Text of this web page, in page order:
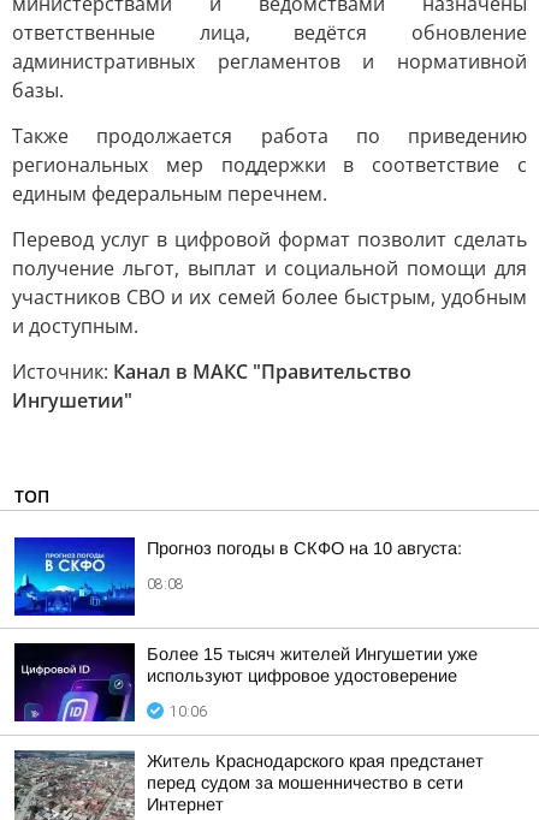
ответственные лица, ведётся обновление
административных регламентов и нормативной
базы.
Также продолжается работа по приведению
региональных мер поддержки в соответствие с
единым федеральным перечнем.
Перевод услуг в цифровой формат позволит сделать
получение льгот, выплат и социальной помощи для
участников СВО и их семей более быстрым, удобным
и доступным.
Источник: Канал в МАКС "Правительство
Ингушетии"
ТОП
Прогноз погоды в СКФО на 10 августа:
08:08
Более 15 тысяч жителей Ингушетии уже
используют цифровое удостоверение
10:06
Житель Краснодарского края предстанет
перед судом за мошенничество в сети
Интернет